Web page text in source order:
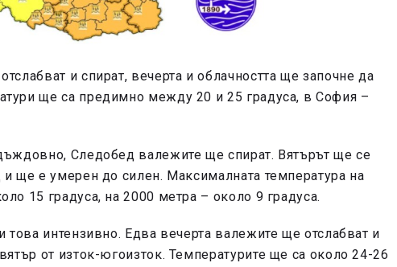
и спират, вечерта и облачността ще започне да
ще са предимно между 20 и 25 градуса, в София –
Следобед валежите ще спират. Вятърът ще се
и ще е умерен до силен. Максималната температура на
15 градуса, на 2000 метра – около 9 градуса.
интензивно. Едва вечерта валежите ще отслабват и
от изток-югоизток. Температурите ще са около 24-26